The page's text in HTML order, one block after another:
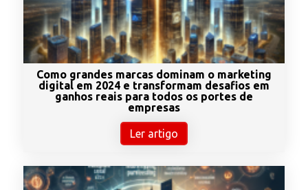
Como grandes marcas dominam o marketing
digital em 2024 e transformam desafios em
ganhos reais para todos os portes de
empresas
Ler artigo